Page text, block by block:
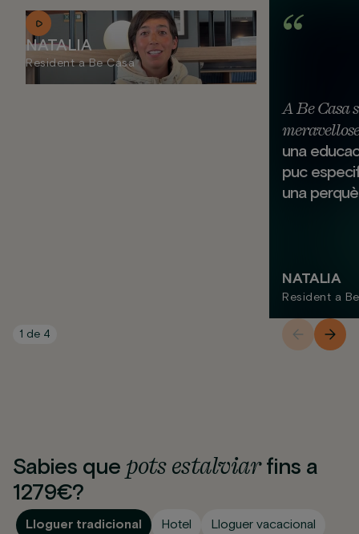
NATALIA
Resident a Be Casa
A Be Casa
una
puc
una
NATALIA
Resident a
1 de 4
Sabies que pots estalviarfins a
1279€?
Lloguer tradicional Hotel Lloguer vacacional